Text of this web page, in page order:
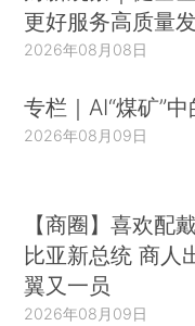
更好服务高质量
2026年08月08日
专栏｜AI“煤矿”
2026年08月09日
【商圈】喜欢配
比亚新总统 商人
翼又一员
2026年08月09日